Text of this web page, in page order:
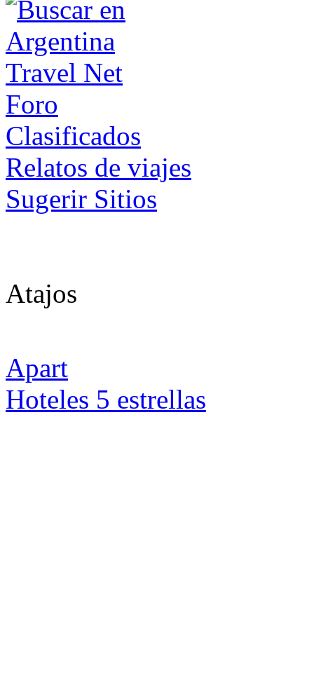
Foro
Clasificados
Relatos de viajes
Sugerir Sitios
Atajos
Apart
Hoteles 5 estrellas